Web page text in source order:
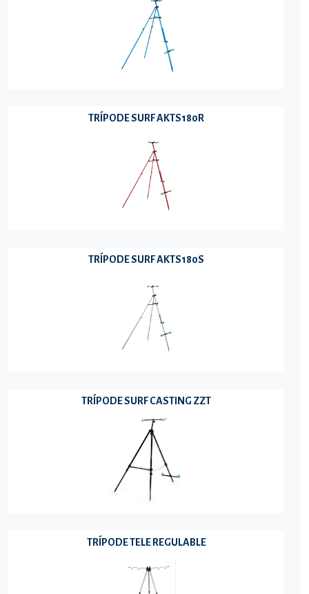
TRÍPODE SURF AKTS180R
TRÍPODE SURF AKTS180S
TRÍPODE SURF CASTING ZZT
TRÍPODE TELE REGULABLE